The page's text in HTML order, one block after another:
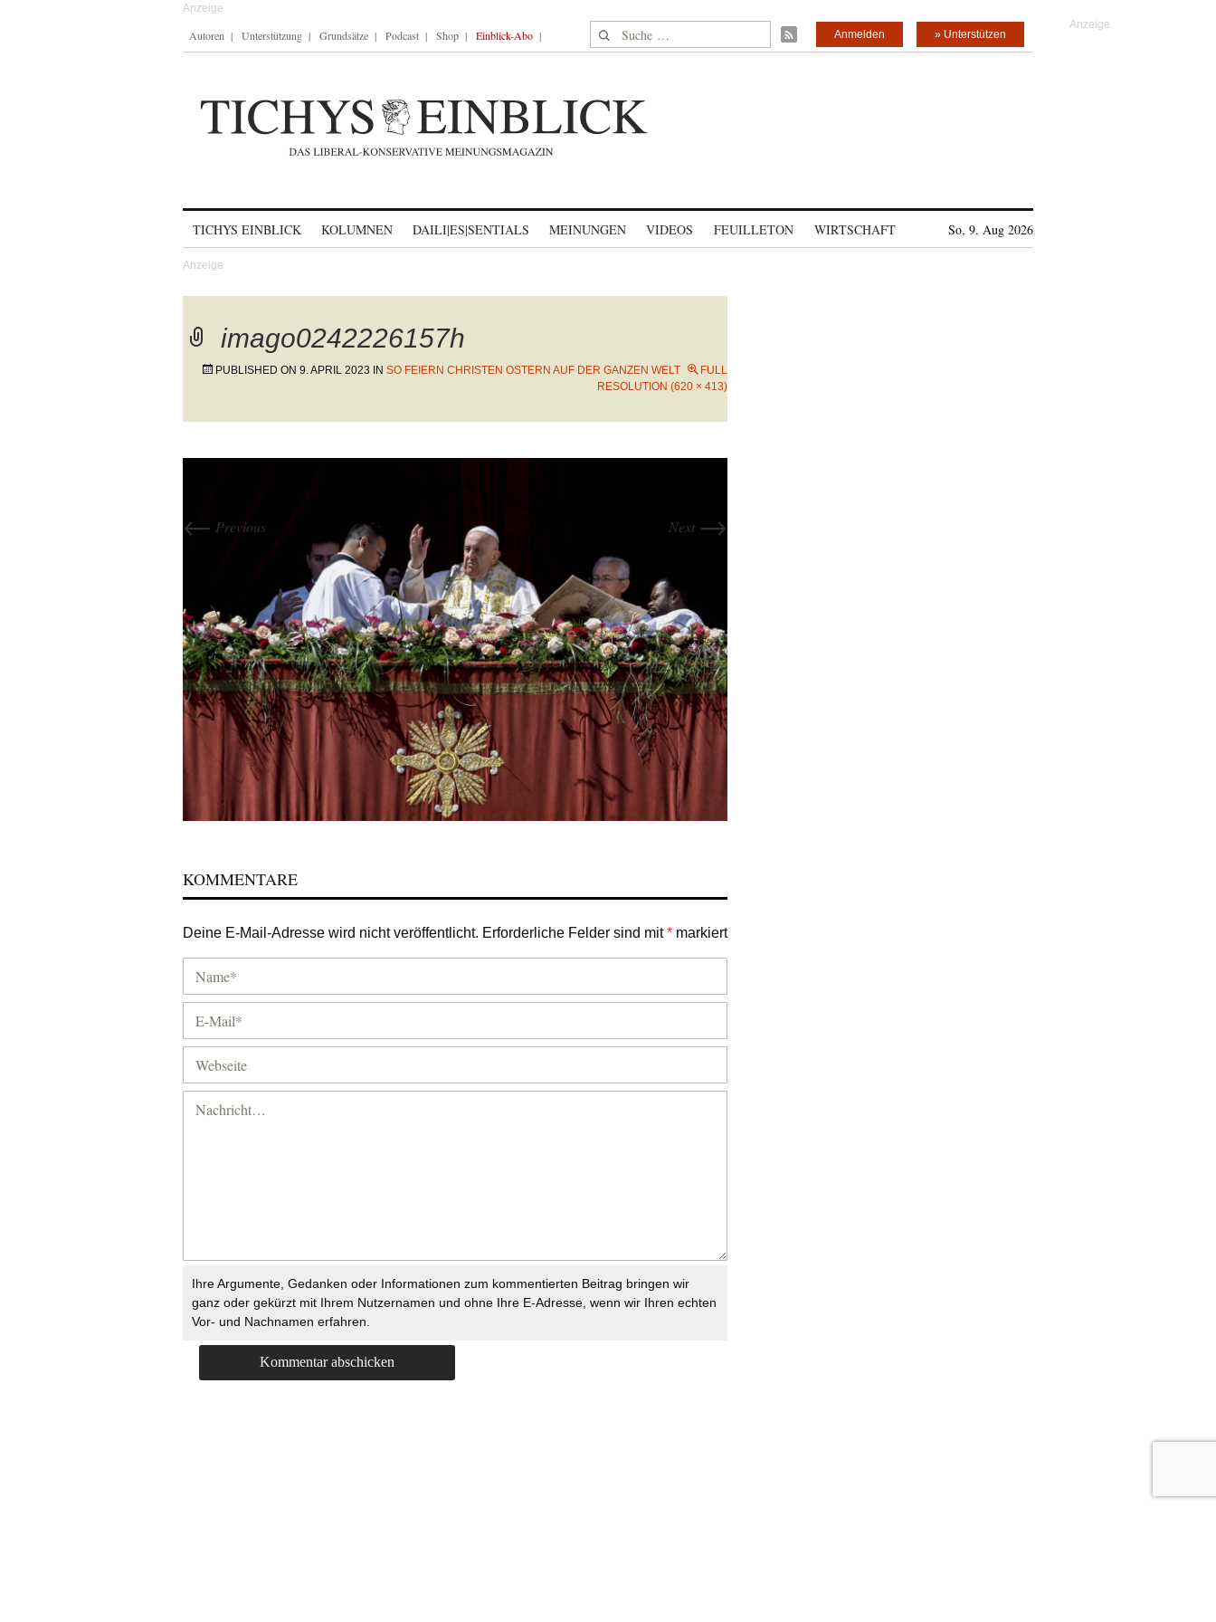
Autoren Unterstützung Grundsätze Podcast Shop Einblick-Abo Suche nach: » Unterstützen
Anmelden
TICHYS EINBLICK KOLUMNEN DAILI|ES|SENTIALS MEINUNGEN VIDEOS FEUILLETON WIRTSCHAFT So, 9. Aug 2026
imago0242226157h
PUBLISHED ON 9. APRIL 2023 IN SO FEIERN CHRISTEN OSTERN AUF DER GANZEN WELT
FULL
RESOLUTION (620 × 413)
← Previous Next →
KOMMENTARE
Deine E-Mail-Adresse wird nicht veröffentlicht. Erforderliche Felder sind mit* markiert
Ihre Argumente, Gedanken oder Informationen zum kommentierten Beitrag bringen wir
ganz oder gekürzt mit Ihrem Nutzernamen und ohne Ihre E-Adresse, wenn wir Ihren echten
Vor- und Nachnamen erfahren.